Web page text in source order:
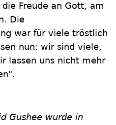
Freude an Gott, am
Die
war für viele tröstlich
nun: wir sind viele,
lassen uns nicht mehr
Gushee wurde in